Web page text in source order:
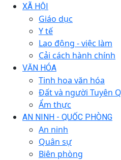
XÃ HỘI
Giáo dục
Y tế
Lao động - việc làm
Cải cách hành chính
VĂN HÓA
Tinh hoa văn hóa
Đất và người Tuyên
Ẩm thực
AN NINH - QUỐC PHÒNG
An ninh
Quân sự
Biên phòng